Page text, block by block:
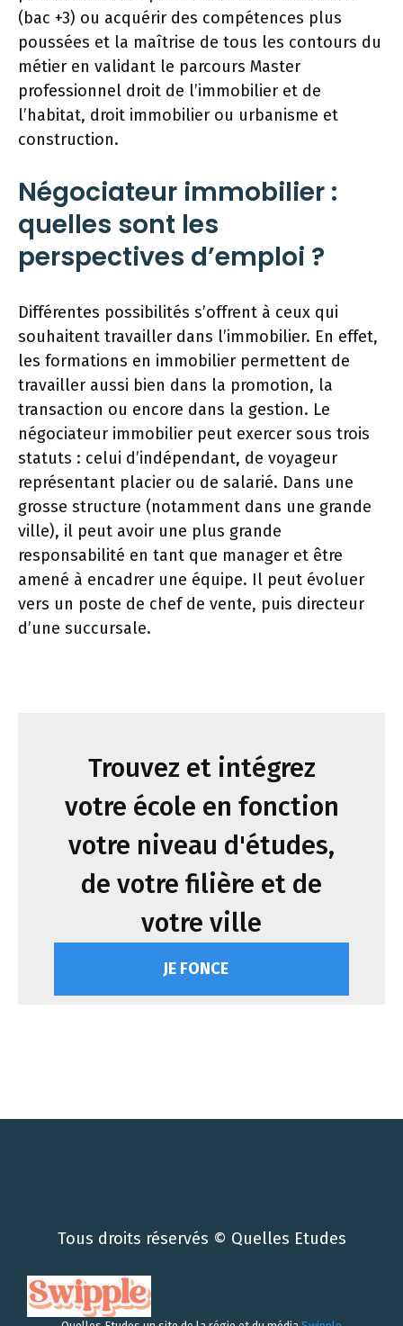
(bac +3) ou acquérir des compétences plus
poussées et la maîtrise de tous les contours du
métier en validant le parcours Master
professionnel droit de l’immobilier et de
l’habitat, droit immobilier ou urbanisme et
construction.
Négociateur immobilier :
quelles sont les
perspectives d’emploi ?
Différentes possibilités s’offrent à ceux qui
souhaitent travailler dans l’immobilier. En effet,
les formations en immobilier permettent de
travailler aussi bien dans la promotion, la
transaction ou encore dans la gestion. Le
négociateur immobilier peut exercer sous trois
statuts : celui d’indépendant, de voyageur
représentant placier ou de salarié. Dans une
grosse structure (notamment dans une grande
ville), il peut avoir une plus grande
responsabilité en tant que manager et être
amené à encadrer une équipe. Il peut évoluer
vers un poste de chef de vente, puis directeur
d’une succursale.
Trouvez et intégrez
votre école en fonction
votre niveau d'études,
de votre filière et de
votre ville
JE FONCE
Tous droits réservés © Quelles Etudes